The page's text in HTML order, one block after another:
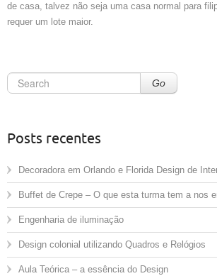
de casa, talvez não seja uma casa normal para
requer um lote maior.
Go
Posts recentes
Decoradora em Orlando e Florida Design de
Buffet de Crepe – O que esta turma tem a nos
Engenharia de iluminação
Design colonial utilizando Quadros e Relógios
Aula Teórica – a essência do Design